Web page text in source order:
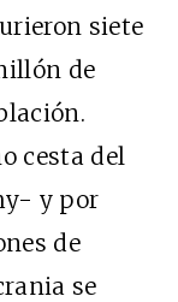
siete
de
cesta del
y por
de
se